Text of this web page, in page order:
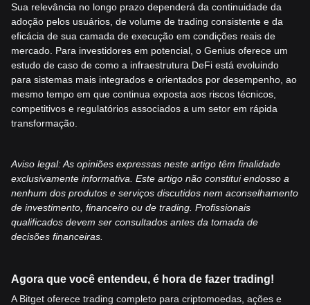
Sua relevância no longo prazo dependerá da continuidade da
adoção pelos usuários, de volume de trading consistente e da
eficácia de sua camada de execução em condições reais de
mercado. Para investidores em potencial, o Genius oferece um
estudo de caso de como a infraestrutura DeFi está evoluindo
para sistemas mais integrados e orientados por desempenho, ao
mesmo tempo em que continua exposta aos riscos técnicos,
competitivos e regulatórios associados a um setor em rápida
transformação.
Aviso legal: As opiniões expressas neste artigo têm finalidade
exclusivamente informativa. Este artigo não constitui endosso a
nenhum dos produtos e serviços discutidos nem aconselhamento
de investimento, financeiro ou de trading. Profissionais
qualificados devem ser consultados antes da tomada de
decisões financeiras.
Agora que você entendeu, é hora de fazer trading!
A Bitget oferece trading completo para criptomoedas, ações e